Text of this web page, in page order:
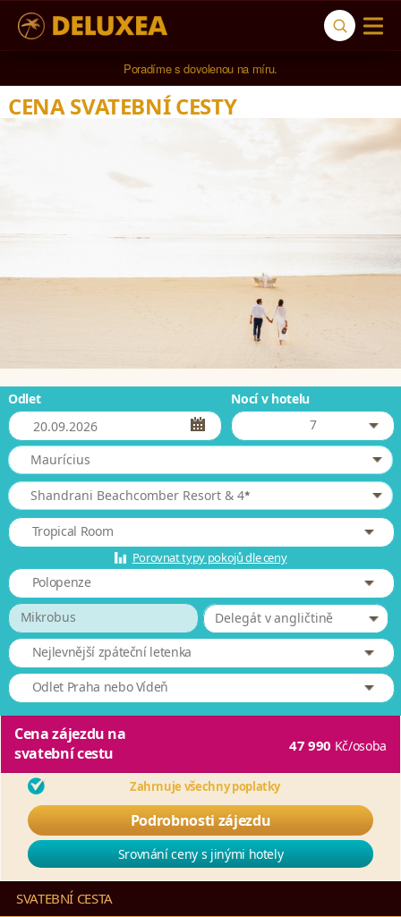
Poradíme s dovolenou na míru.
CENA SVATEBNÍ CESTY
Odlet
Nocí v hotelu
7
Maurícius
Shandrani Beachcomber Resort & 4*
Tropical Room
Porovnat typy pokojů dle ceny
Polopenze
Mikrobus
Delegát v angličtině
Nejlevnější zpáteční letenka
Odlet Praha nebo Vídeň
Cena zájezdu na
svatební cestu
47 990 Kč/osoba
Zahrnuje všechny poplatky
Podrobnosti zájezdu
Srovnání ceny s jinými hotely
SVATEBNÍ CESTA